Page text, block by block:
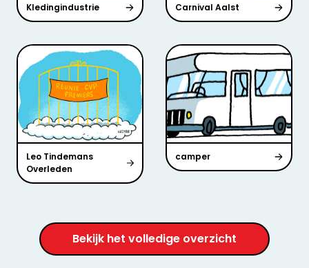
Kledingindustrie Carnival Aalst
Leo Tindemans
Overleden
camper
Bekijk het volledige overzicht